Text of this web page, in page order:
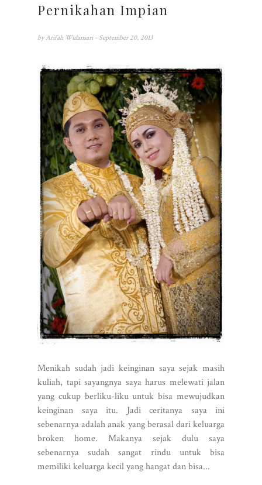
Pernikahan Impian
by Arifah Wulansari - September 20, 2013
Menikah sudah jadi keinginan saya sejak masih
kuliah, tapi sayangnya saya harus melewati jalan
yang cukup berliku-liku untuk bisa mewujudkan
keinginan saya itu. Jadi ceritanya saya ini
sebenarnya adalah anak yang berasal dari keluarga
broken home. Makanya sejak dulu saya
sebenarnya sudah sangat rindu untuk bisa
memiliki keluarga kecil yang hangat dan bisa...